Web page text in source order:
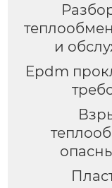
и
Epdm